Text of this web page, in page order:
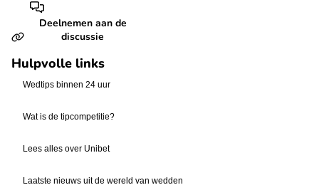
Deelnemen aan de
discussie
Hulpvolle links
Wedtips binnen 24 uur
Wat is de tipcompetitie?
Lees alles over Unibet
Laatste nieuws uit de wereld van wedden